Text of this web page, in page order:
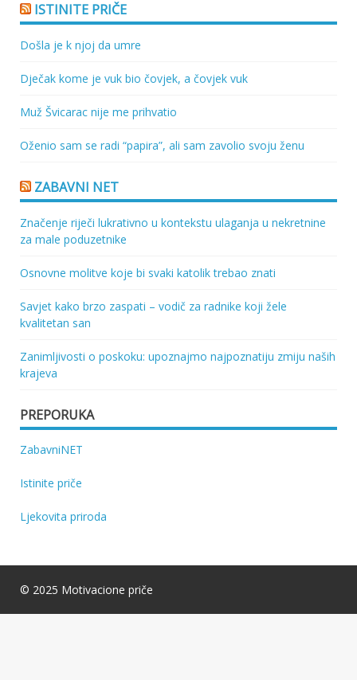
ISTINITE PRIČE
Došla je k njoj da umre
Dječak kome je vuk bio čovjek, a čovjek vuk
Muž Švicarac nije me prihvatio
Oženio sam se radi “papira”, ali sam zavolio svoju ženu
ZABAVNI NET
Značenje riječi lukrativno u kontekstu ulaganja u nekretnine
za male poduzetnike
Osnovne molitve koje bi svaki katolik trebao znati
Savjet kako brzo zaspati – vodič za radnike koji žele
kvalitetan san
Zanimljivosti o poskoku: upoznajmo najpoznatiju zmiju naših
krajeva
PREPORUKA
ZabavniNET
Istinite priče
Ljekovita priroda
© 2025 Motivacione priče